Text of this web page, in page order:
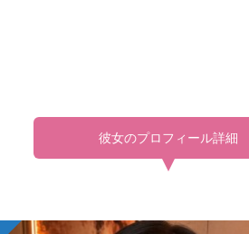
彼女のプロフィール詳細